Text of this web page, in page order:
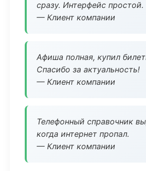
сразу. Интерфейс простой.
— Клиент компании
Афиша полная, купил
Спасибо за актуальность!
— Клиент компании
Телефонный справочник
когда интернет пропал.
— Клиент компании